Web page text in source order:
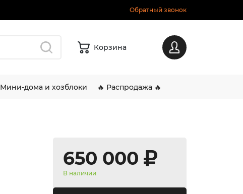
Обратный звонок
Корзина Вход
Мини-дома и хозблоки 🔥 Распродажа 🔥
650 000
В наличии